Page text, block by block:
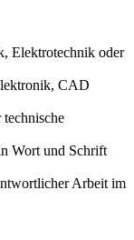
Elektrotechnik oder
CAD
Wort und Schrift
Arbeit im